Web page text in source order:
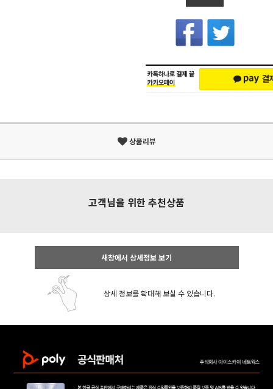
상품리뷰
고객님을 위한 추천상품
새창에서 상세정보 보기
상세 정보를 확대해 보실 수 있습니다.